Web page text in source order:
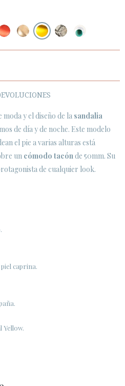
CLIENTES B2B
moda y el diseño de la sandalia
de día y de noche. Este modelo
el pie a varias alturas está
un cómodo tacónde 50mm. Su
de cualquier look.
caprina.
Yellow.